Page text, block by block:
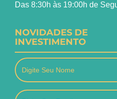
Das 8:30h às 19:00h de
NOVIDADES DE
INVESTIMENTO